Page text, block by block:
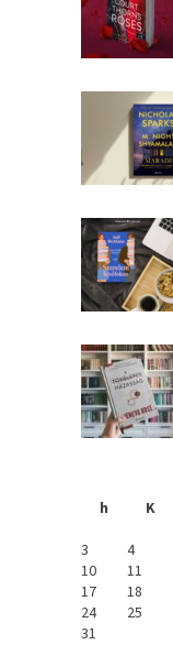
h
K
3
4
10
11
17
18
24
25
31